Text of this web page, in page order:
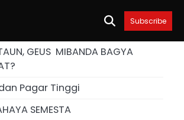
Subscribe
GEUS MIBANDA BAGYA
Pagar Tinggi
SEMESTA